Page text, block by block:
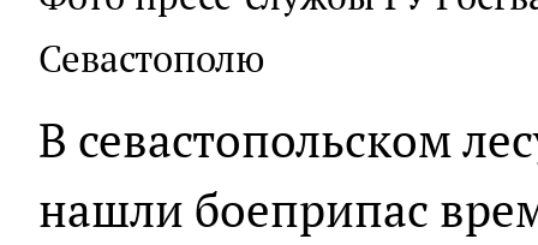
Севастополю
В севастопольском
нашли боеприпас